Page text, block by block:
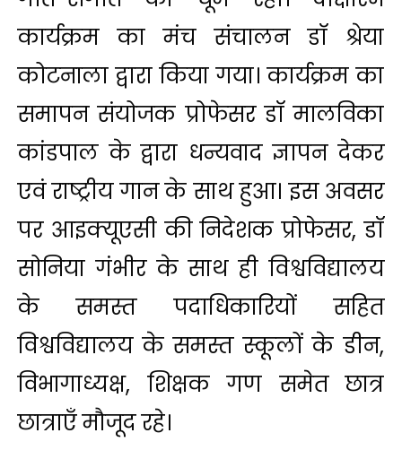
कार्यक्रम का मंच संचालन डॉ श्रेया
कोटनाला द्वारा किया गया। कार्यक्रम का
समापन संयोजक प्रोफेसर डॉ मालविका
कांडपाल के द्वारा धन्यवाद ज्ञापन देकर
एवं राष्ट्रीय गान के साथ हुआ। इस अवसर
पर आइक्यूएसी की निदेशक प्रोफेसर, डॉ
सोनिया गंभीर के साथ ही विश्वविद्यालय
के समस्त पदाधिकारियों सहित
विश्वविद्यालय के समस्त स्कूलों के डीन,
विभागाध्यक्ष, शिक्षक गण समेत छात्र
छात्राएँ मौजूद रहे।